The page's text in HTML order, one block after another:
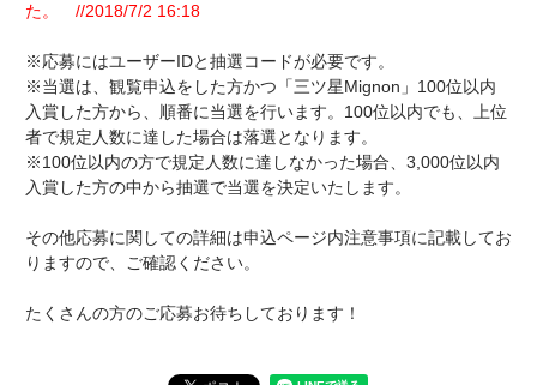
た。 //2018/7/2 16:18
※応募にはユーザーIDと抽選コードが必要です。
※当選は、観覧申込をした方かつ「三ツ星Mignon」100位以内
入賞した方から、順番に当選を行います。100位以内でも、上位
者で規定人数に達した場合は落選となります。
※100位以内の方で規定人数に達しなかった場合、3,000位以内
入賞した方の中から抽選で当選を決定いたします。
その他応募に関しての詳細は申込ページ内注意事項に記載してお
りますので、ご確認ください。
たくさんの方のご応募お待ちしております！